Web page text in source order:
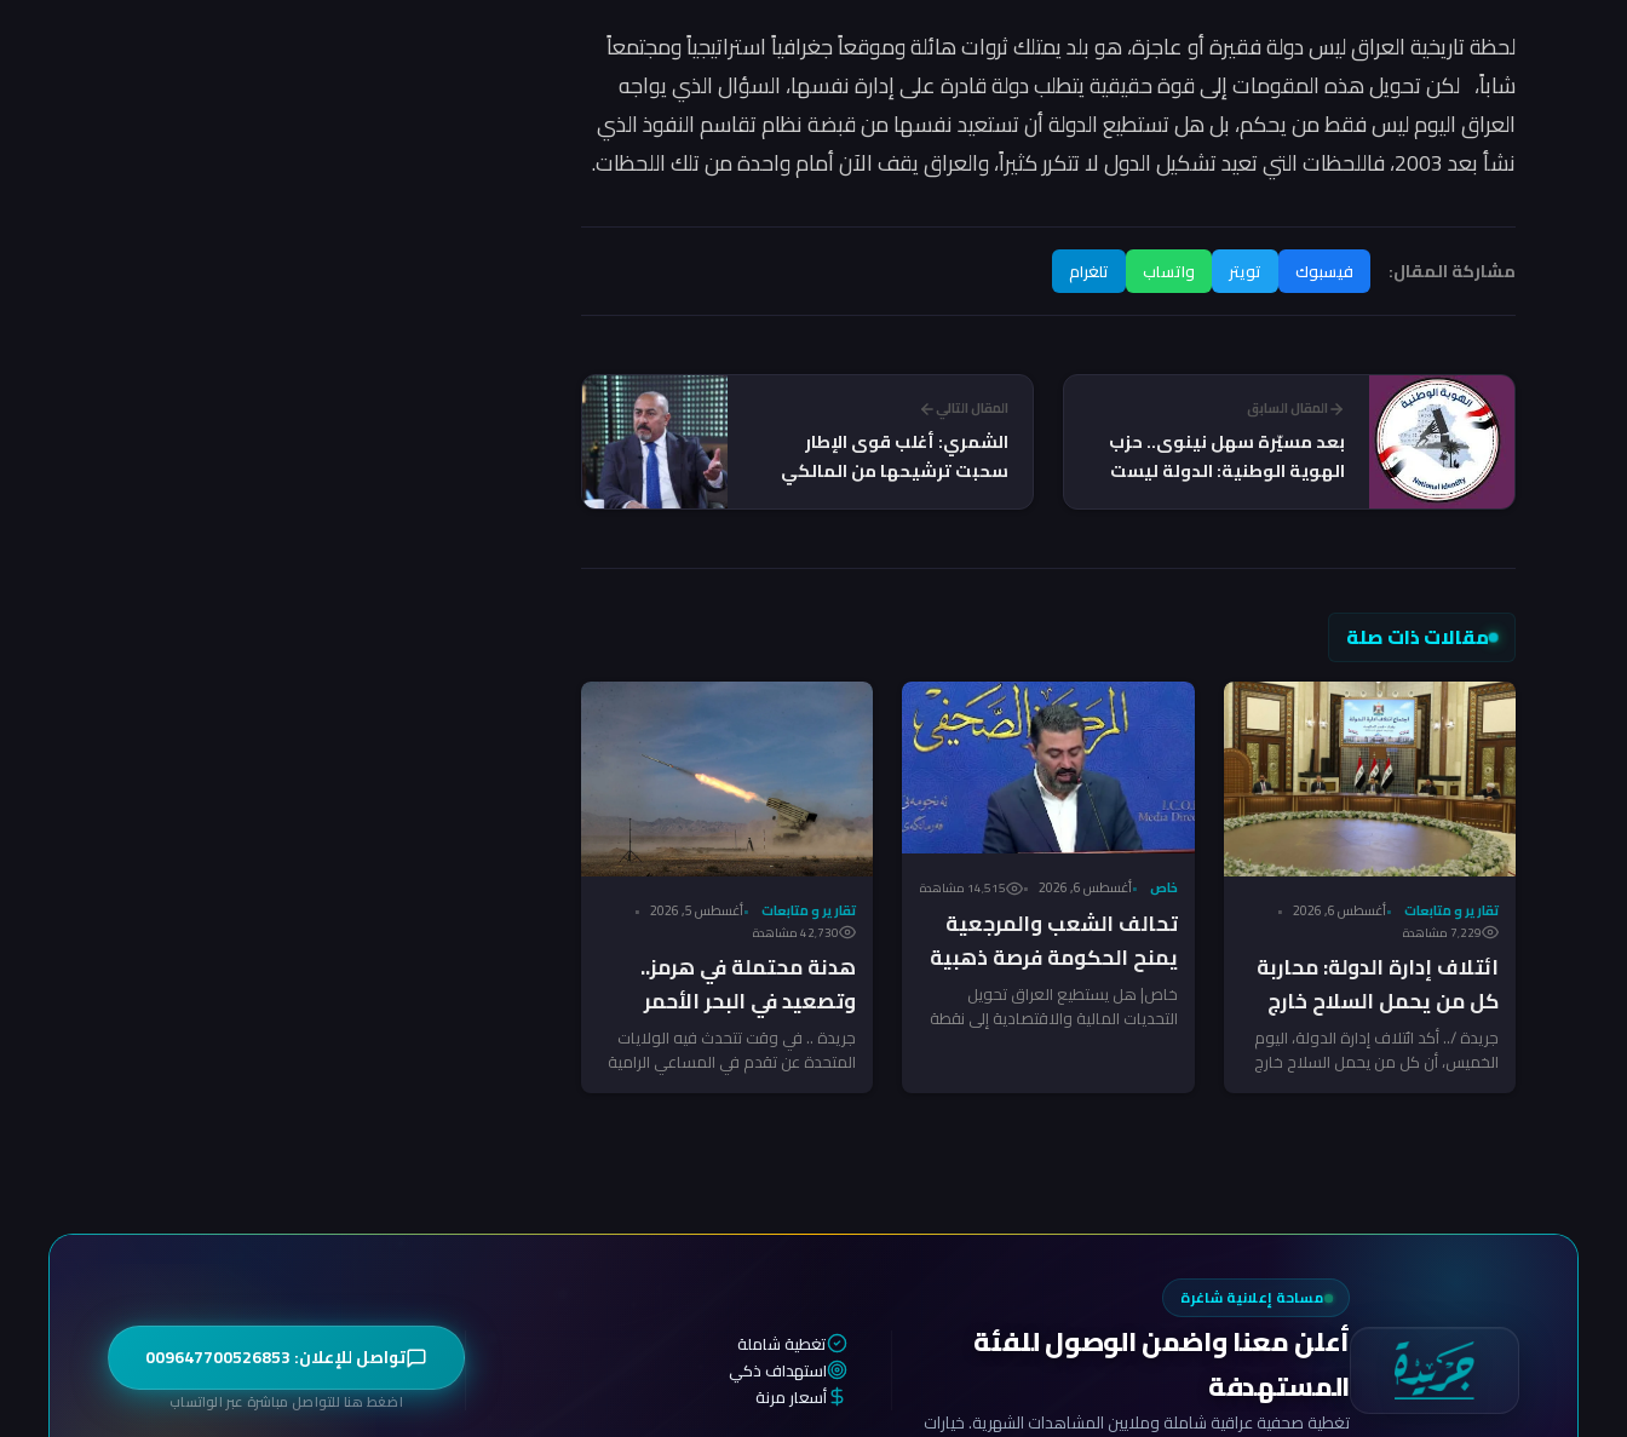
لحظة تاريخية العراق ليس دولة فقيرة أو عاجزة، هو بلد يمتلك ثروات هائلة وموقعاً جغرافياً استراتيجياً ومجتمعاً
شاباً، لكن تحويل هذه المقومات إلى قوة حقيقية يتطلب دولة قادرة على إدارة نفسها، السؤال الذي يواجه
العراق اليوم ليس فقط من يحكم، بل هل تستطيع الدولة أن تستعيد نفسها من قبضة نظام تقاسم النفوذ الذي
نشأ بعد 2003، فاللحظات التي تعيد تشكيل الدول لا تتكرر كثيراً، والعراق يقف الآن أمام واحدة من تلك اللحظات.
مشاركة المقال: فيسبوك تويتر واتساب تلغرام
المقال السابق
بعد مسيّرة سهل نينوى.. حزب
الهوية الوطنية: الدولة ليست
المقال التالي
الشمري: أغلب قوى الإطار
سحبت ترشيحها من المالكي
مقالات ذات صلة
تقارير و متابعات أغسطس 6, 2026
7٬229 مشاهدة
ائتلاف إدارة الدولة: محاربة
كل من يحمل السلاح خارج
الدولة!
جريدة /.. أكد ائتلاف إدارة الدولة، اليوم
الخميس، أن كل من يحمل السلاح خارج
خاص أغسطس 6, 2026 14٬515 مشاهدة
تحالف الشعب والمرجعية
يمنح الحكومة فرصة ذهبية
لضرب الفساد – النائب
الشرماني لـ”جريدة”
خاص| هل يستطيع العراق تحويل
التحديات المالية والاقتصادية إلى نقطة
تقارير و متابعات أغسطس 5, 2026
42٬730 مشاهدة
هدنة محتملة في هرمز..
وتصعيد في البحر الأحمر
يهدد أمن الملاحة الإقليمي!
جريدة .. في وقت تتحدث فيه الولايات
المتحدة عن تقدم في المساعي الرامية
مساحة إعلانية شاغرة
أعلن معنا واضمن الوصول للفئة
المستهدفة
تغطية صحفية عراقية شاملة وملايين المشاهدات الشهرية. خيارات
تغطية شاملة
استهداف ذكي
أسعار مرنة
تواصل للإعلان: 009647700526853
اضغط هنا للتواصل مباشرة عبر الواتساب